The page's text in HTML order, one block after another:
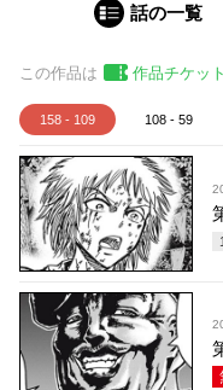
話の一覧
この作品は 作品チケット
158 - 109 108 - 59